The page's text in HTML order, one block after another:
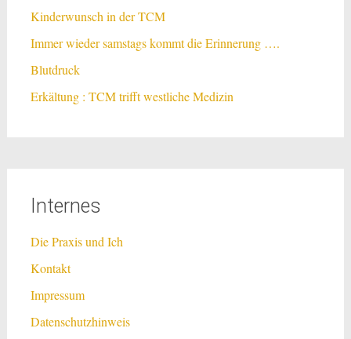
Kinderwunsch in der TCM
Immer wieder samstags kommt die Erinnerung ….
Blutdruck
Erkältung : TCM trifft westliche Medizin
Internes
Die Praxis und Ich
Kontakt
Impressum
Datenschutzhinweis